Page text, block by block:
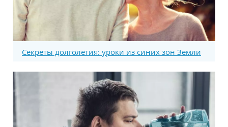
Секреты долголетия: уроки из синих зон Земли